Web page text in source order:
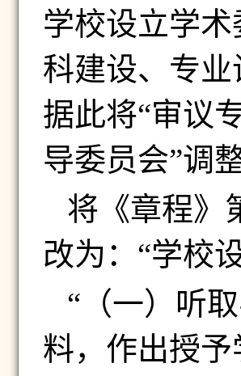
学校设立学
科建设、专
据此将“审议
导委员会”调
将《章程》
改为：“学校
“（一）听
料，作出授